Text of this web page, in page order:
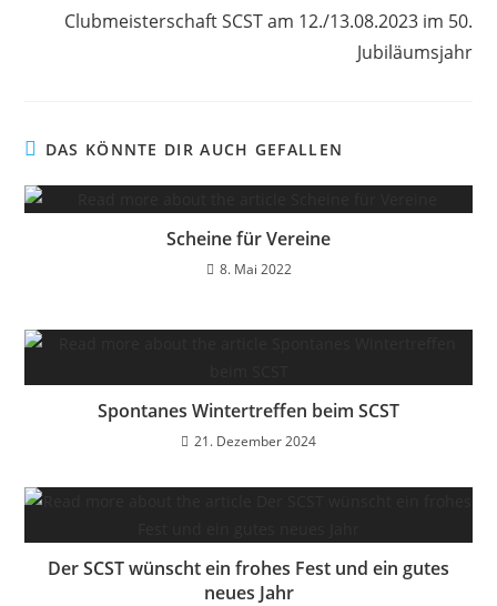
Clubmeisterschaft SCST am 12./13.08.2023 im 50.
Jubiläumsjahr
DAS KÖNNTE DIR AUCH GEFALLEN
Scheine für Vereine
8. Mai 2022
Spontanes Wintertreffen beim SCST
21. Dezember 2024
Der SCST wünscht ein frohes Fest und ein gutes
neues Jahr